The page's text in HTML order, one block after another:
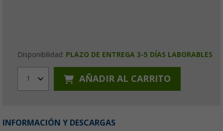
Disponibilidad: PLAZO DE ENTREGA 3-5 DÍAS LABORABLES
1 AÑADIR AL CARRITO
INFORMACIÓN Y DESCARGAS